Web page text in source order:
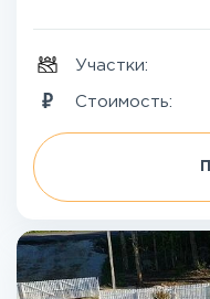
Участки:
Стоимость: